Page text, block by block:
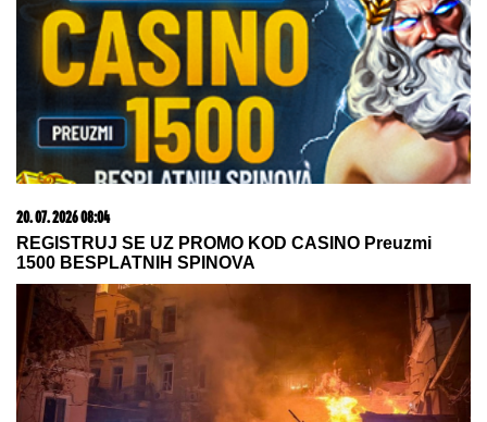
MARINA VISKOVIĆ U NIKAD
SMELIJEM STAJLINGU! U
kaubojkama i sa bezobraznim
prorezom na suknji pokazala
izvajane noge, a onda je sevnulo i
više nego što je planirala (Foto)
STANKOVIĆ ZAGRMEO POSLE POBEDE:"Nek
ostave momke na miru"! Evo šta kaže o isključenju
golmana!